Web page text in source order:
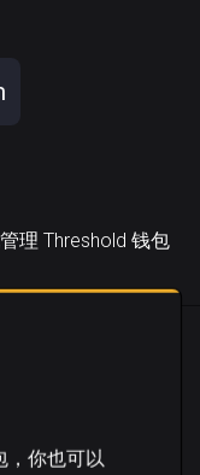
理 Threshold 钱包
，你也可以